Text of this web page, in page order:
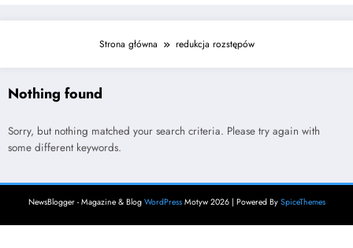
Strona główna redukcja rozstępów
Nothing found
Sorry, but nothing matched your search criteria. Please try again with
some different keywords.
NewsBlogger - Magazine & Blog WordPressMotyw 2026 | Powered By SpiceThemes